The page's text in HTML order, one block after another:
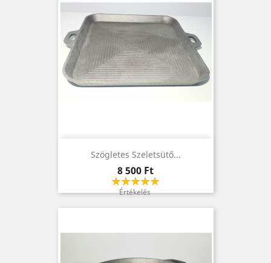
Szögletes Szeletsütő...
Ár
8 500 Ft
Értékelés